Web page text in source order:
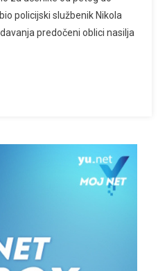
policijski službenik Nikola
predočeni oblici nasilja